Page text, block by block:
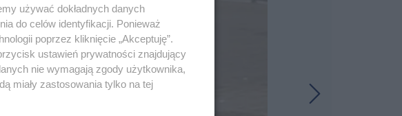
używać dokładnych danych
do celów identyfikacji. Ponieważ
poprzez kliknięcie „Akceptuję”.
ustawień prywatności znajdujący
nie wymagają zgody użytkownika,
miały zastosowania tylko na tej